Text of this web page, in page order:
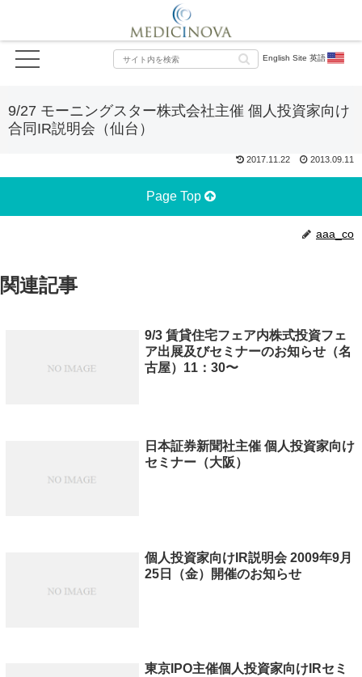
English Site 英語
9/27 モーニングスター株式会社主催 個人投資家向け
合同IR説明会（仙台）
2017.11.22 2013.09.11
Page Top
aaa_co
関連記事
9/3 賃貸住宅フェア内株式投資フェ
ア出展及びセミナーのお知らせ（名
古屋）11：30〜
日本証券新聞社主催 個人投資家向け
セミナー（大阪）
個人投資家向けIR説明会 2009年9月
25日（金）開催のお知らせ
東京IPO主催個人投資家向けIRセミ